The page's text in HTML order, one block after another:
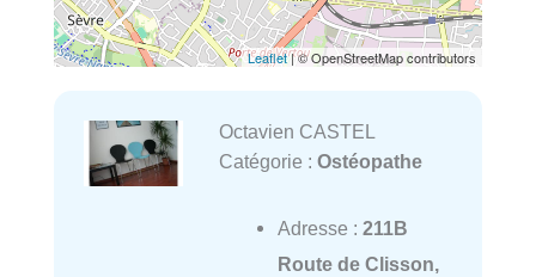
Leaflet| © OpenStreetMap contributors
Octavien CASTEL
Catégorie : Ostéopathe
Adresse : 211B
Route de Clisson,